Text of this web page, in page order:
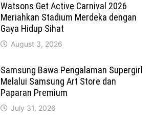
Watsons Get Active Carnival 2026
Meriahkan Stadium Merdeka dengan
Gaya Hidup Sihat
August 3, 2026
Samsung Bawa Pengalaman Supergirl
Melalui Samsung Art Store dan
Paparan Premium
July 31, 2026